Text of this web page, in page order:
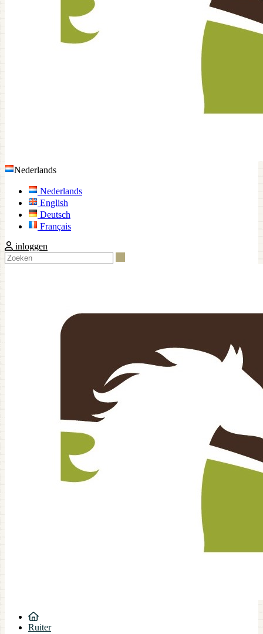
Nederlands
Nederlands
English
Deutsch
Français
inloggen
Ruiter